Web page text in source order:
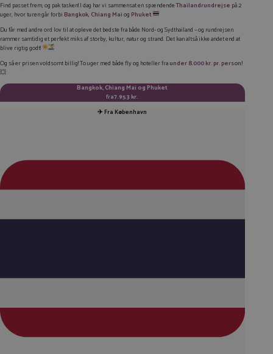
TWITTER
E-MAIL
KOPIER LINK
Find passet frem, og pak tasken! I dag har vi sammensat en spændendeThailandrundrejse på 2
uger, hvor turen går forbi Bangkok, Chiang Maiog Phuket
Du får med andre ord lov til at opleve det bedste fra både Nord- og Sydthailand – og rundrejsen
rammer samtidig et perfekt miks af storby, kultur, natur og strand. Det kan altså ikke andet end at
blive rigtig godt!
Og så er prisen voldsomt billig! To uger med både fly og hoteller fraunder8.000 kr. pr. person!
💥
Bangkok, Chiang Mai og Phuket
fra7.953 kr.
✈️ Fra København